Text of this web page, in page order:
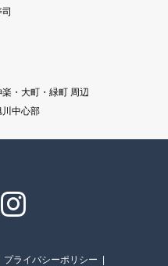
楽・大町・緑町 周辺
川中心部
プライバシーポリシー